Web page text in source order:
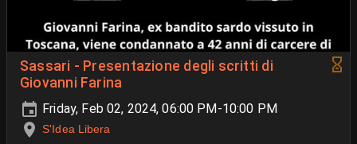
Sassari - Presentazione degli scritti di
Giovanni Farina
Friday, Feb 02, 2024, 06:00 PM-10:00 PM
S'Idea Libera